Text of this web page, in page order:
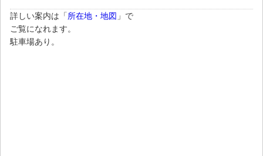
詳しい案内は「所在地・地図 」で
ご覧になれます。
駐車場あり。